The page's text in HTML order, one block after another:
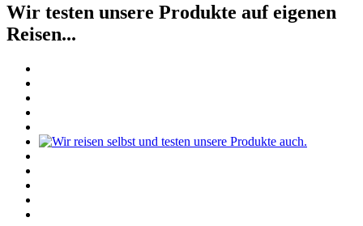
Wir testen unsere Produkte auf eigenen
Reisen...